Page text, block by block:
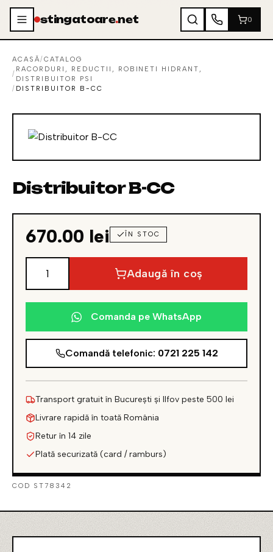
Sari la conținut
stingatoare.net 0
ACASĂ/ CATALOG
/
RACORDURI, REDUCTII, ROBINETI HIDRANT,
DISTRIBUITOR PSI
/ DISTRIBUITOR B-CC
Distribuitor B-CC
670.00 lei ÎN STOC
Cantitate
Adaugă în coș
Comanda pe WhatsApp
Comandă telefonic: 0721 225 142
Transport gratuit în București și Ilfov peste 500 lei
Livrare rapidă în toată România
Retur în 14 zile
Plată securizată (card / ramburs)
COD ST78342